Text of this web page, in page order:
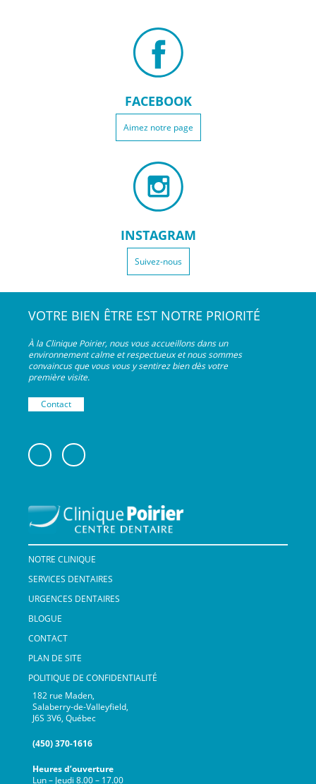
FACEBOOK
Aimez notre page
INSTAGRAM
Suivez-nous
VOTRE BIEN ÊTRE EST NOTRE PRIORITÉ
À la Clinique Poirier, nous vous accueillons dans un
environnement calme et respectueux et nous sommes
convaincus que vous vous y sentirez bien dès votre
première visite.
Contact
NOTRE CLINIQUE
SERVICES DENTAIRES
URGENCES DENTAIRES
BLOGUE
CONTACT
PLAN DE SITE
POLITIQUE DE CONFIDENTIALITÉ
182 rue Maden,
Salaberry-de-Valleyfield,
J6S 3V6, Québec
(450) 370-1616
Heures d’ouverture
Lun – Jeudi 8.00 – 17.00